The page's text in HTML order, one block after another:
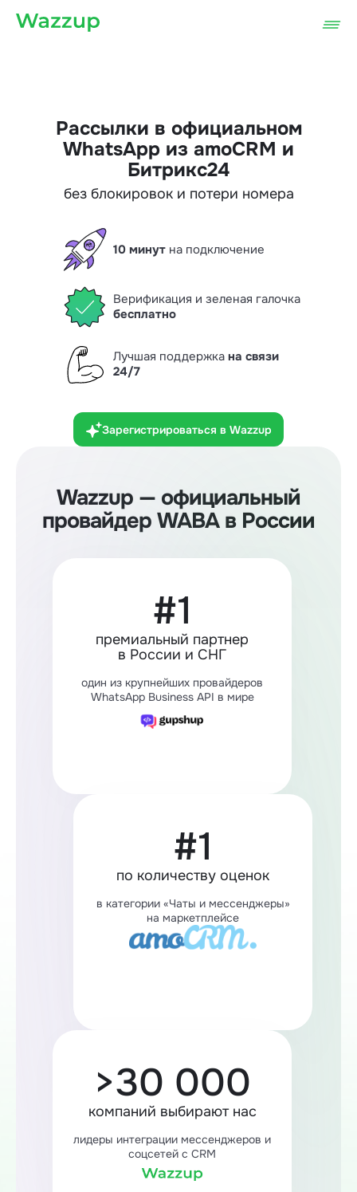
Рассылки в официальном
WhatsApp из amoCRM и
Битрикс24
без блокировок и потери номера
10 минут на подключение
Верификация и зеленая галочка
бесплатно
Лучшая поддержка на связи
24/7
Зарегистрироваться в Wazzup
Wazzup — официальный
провайдер WABA в России
#1
премиальный партнер
в России и СНГ
один из крупнейших провайдеров
WhatsApp Business API в мире
#1
по количеству оценок
в категории «Чаты и мессенджеры»
на маркетплейсе
>30 000
компаний выбирают нас
лидеры интеграции мессенджеров и
соцсетей с CRM